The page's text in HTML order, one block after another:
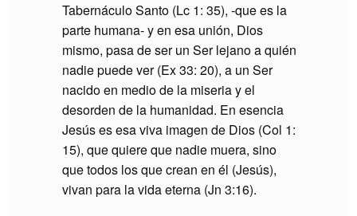
Tabernáculo Santo (Lc 1: 35), -que es la
parte humana- y en esa unión, Dios
mismo, pasa de ser un Ser lejano a quién
nadie puede ver (Ex 33: 20), a un Ser
nacido en medio de la miseria y el
desorden de la humanidad. En esencia
Jesús es esa viva imagen de Dios (Col 1:
15), que quiere que nadie muera, sino
que todos los que crean en él (Jesús),
vivan para la vida eterna (Jn 3:16).